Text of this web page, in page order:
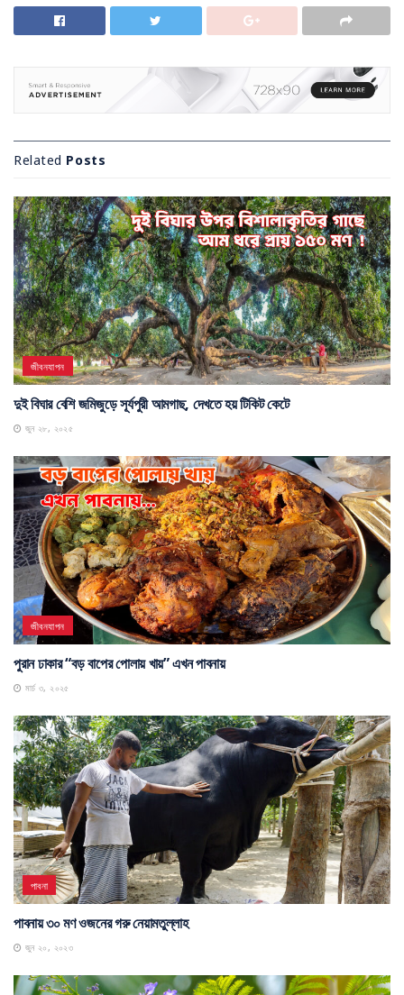
Related Posts
জীবনযাপন
দুই বিঘার বেশি জমিজুড়ে সূর্যপুরী আমগাছ, দেখতে হয় টিকিট কেটে
জুন ২৮, ২০২৫
জীবনযাপন
পুরান ঢাকার “বড় বাপের পোলায় খায়” এখন পাবনায়
মার্চ ৩, ২০২৫
পাবনা
পাবনায় ৩০ মণ ওজনের গরু নেয়ামতুল্লাহ
জুন ২০, ২০২৩